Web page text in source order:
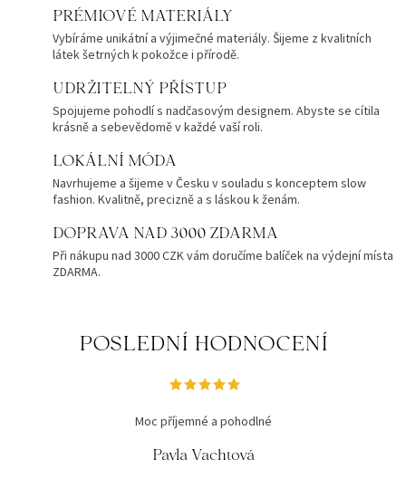
PRÉMIOVÉ MATERIÁLY
Vybíráme unikátní a výjimečné materiály. Šijeme z kvalitních
látek šetrných k pokožce i přírodě.
UDRŽITELNÝ PŘÍSTUP
Spojujeme pohodlí s nadčasovým designem. Abyste se cítila
krásně a sebevědomě v každé vaší roli.
LOKÁLNÍ MÓDA
Navrhujeme a šijeme v Česku v souladu s konceptem slow
fashion. Kvalitně, precizně a s láskou k ženám.
DOPRAVA NAD 3000 ZDARMA
Při nákupu nad 3000 CZK vám doručíme balíček na výdejní místa
ZDARMA.
POSLEDNÍ HODNOCENÍ
Moc příjemné a pohodlné
Pavla Vachtová